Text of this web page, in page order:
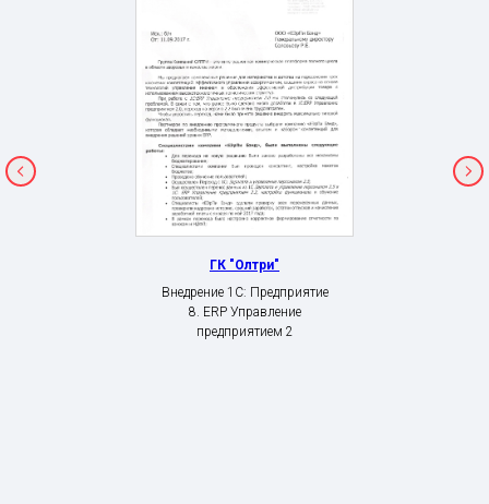
ГК "Олтри"
Внедрение 1С: Предприятие
8. ERP Управление
предприятием 2